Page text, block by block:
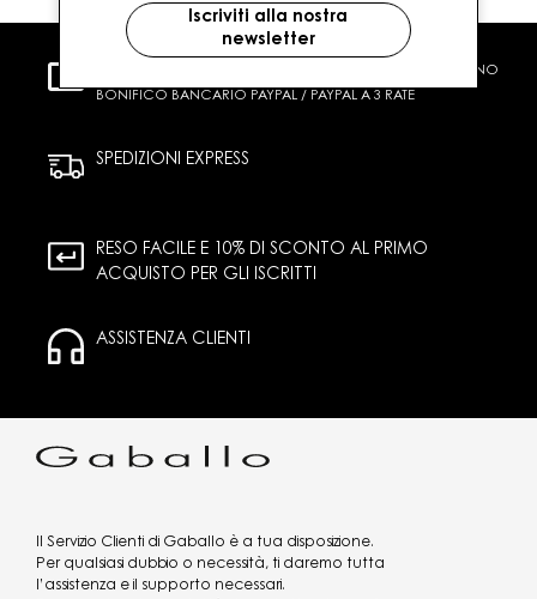
CARTA DI CREDITO CONTRASSEGNO
BONIFICO BANCARIO PAYPAL / PAYPAL A 3 RATE
SPEDIZIONI EXPRESS
RESO FACILE E 10% DI SCONTO AL PRIMO
ACQUISTO PER GLI ISCRITTI
ASSISTENZA CLIENTI
Il Servizio Clienti di Gaballo è a tua disposizione.
Per qualsiasi dubbio o necessità, ti daremo tutta
l’assistenza e il supporto necessari.
Iscriviti alla nostra
newsletter